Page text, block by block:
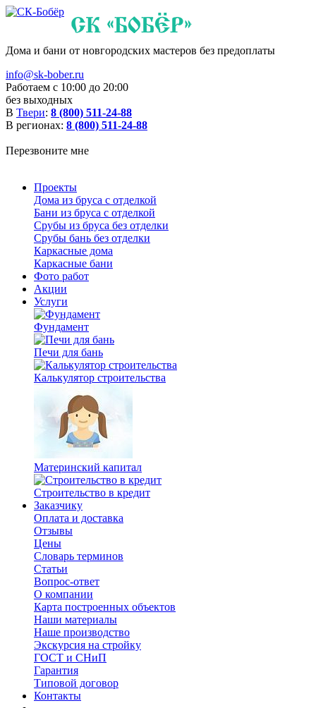
Дома и бани от новгородских мастеров без предоплаты
info@sk-bober.ru
Работаем с 10:00 до 20:00
без выходных
В Твери: 8 (800) 511-24-88
В регионах: 8 (800) 511-24-88
Перезвоните мне
Проекты
Дома из бруса с отделкой
Бани из бруса с отделкой
Срубы из бруса без отделки
Срубы бань без отделки
Каркасные дома
Каркасные бани
Фото работ
Акции
Услуги
Фундамент
Печи для бань
Калькулятор строительства
Материнский капитал
Строительство в кредит
Заказчику
Оплата и доставка
Отзывы
Цены
Словарь терминов
Статьи
Вопрос-ответ
О компании
Карта построенных объектов
Наши материалы
Наше производство
Экскурсия на стройку
ГОСТ и СНиП
Гарантия
Типовой договор
Контакты